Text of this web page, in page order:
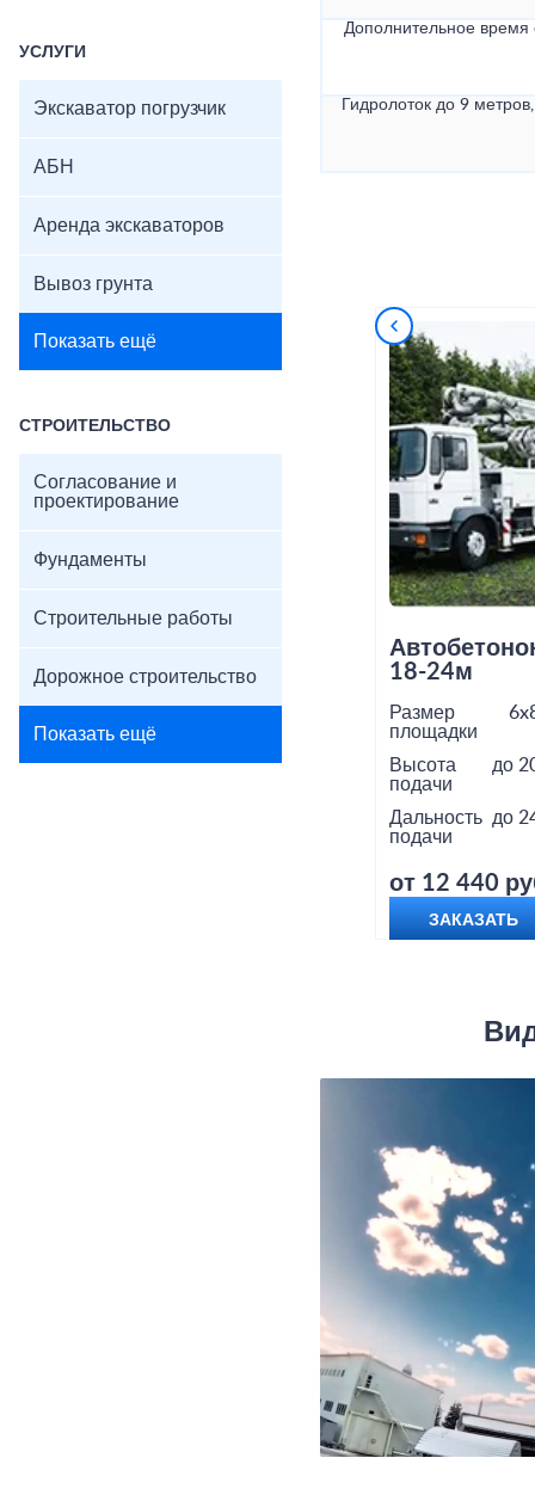
УСЛУГИ
Экскаватор погрузчик
АБН
Аренда экскаваторов
Вывоз грунта
Показать ещё
СТРОИТЕЛЬСТВО
Согласование и
проектирование
Фундаменты
Строительные работы
Дорожное строительство
Показать ещё
Дополнительное
Гидролоток до 9
18-24м
Размер
площадки
Высота
подачи
до
Дальность
подачи
до
от 12 440
ЗАКАЗАТЬ